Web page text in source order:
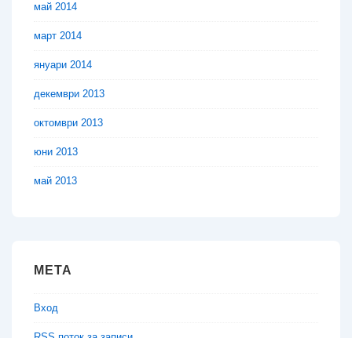
май 2014
март 2014
януари 2014
декември 2013
октомври 2013
юни 2013
май 2013
МЕТА
Вход